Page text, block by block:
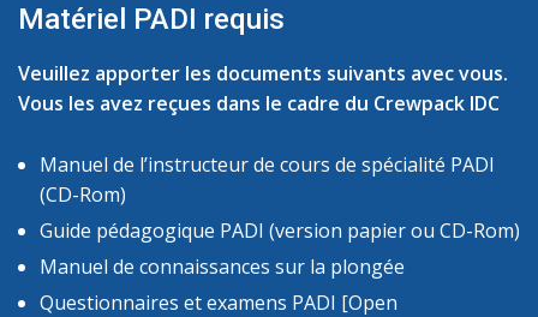
Matériel PADI requis
Veuillez apporter les documents suivants avec vous.
Vous les avez reçues dans le cadre du Crewpack IDC
Manuel de l’instructeur de cours de spécialité PADI
(CD-Rom)
Guide pédagogique PADI (version papier ou CD-Rom)
Manuel de connaissances sur la plongée
Questionnaires et examens PADI [Open